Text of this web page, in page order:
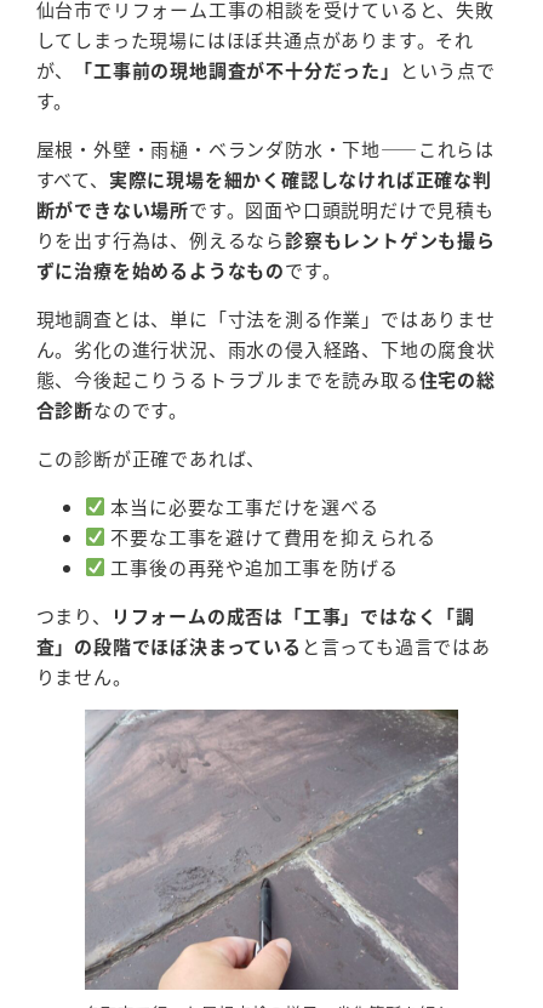
仙台市でリフォーム工事の相談を受けていると、失敗
してしまった現場にはほぼ共通点があります。それ
が、
「工事前の現地調査が不十分だった」
という点で
す。
屋根・外壁・雨樋・ベランダ防水・下地――これらは
すべて、 実際に現場を細かく確認しなければ正確な判
断ができない場所です。図面や口頭説明だけで見積も
りを出す行為は、例えるなら診察もレントゲンも撮ら
ずに治療を始めるようなものです。
現地調査とは、単に「寸法を測る作業」ではありませ
ん。劣化の進行状況、雨水の侵入経路、下地の腐食状
態、今後起こりうるトラブルまでを読み取る住宅の総
合診断なのです。
この診断が正確であれば、
本当に必要な工事だけを選べる
不要な工事を避けて費用を抑えられる
工事後の再発や追加工事を防げる
つまり、
リフォームの成否は「工事」ではなく「調
査」の段階でほぼ決まっている と言っても過言ではあ
りません。